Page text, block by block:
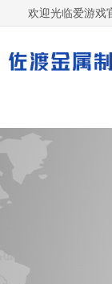
欢迎光临爱游戏